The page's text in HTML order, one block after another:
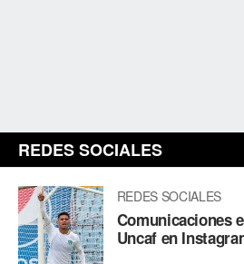
REDES SOCIALES
REDES SOCIALES
Comunicaciones
Uncaf en